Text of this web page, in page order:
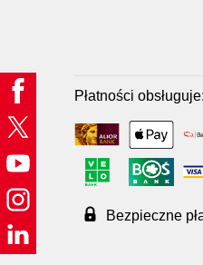
Płatności obsługuje:
Bezpieczne